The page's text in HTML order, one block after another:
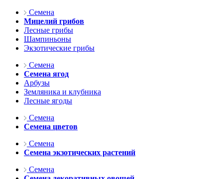
Семена
Мицелий грибов
Лесные грибы
Шампиньоны
Экзотические грибы
Семена
Семена ягод
Арбузы
Земляника и клубника
Лесные ягоды
Семена
Семена цветов
Семена
Семена экзотических растений
Семена